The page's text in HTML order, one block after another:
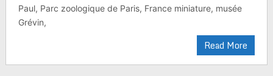
Paul, Parc zoologique de Paris, France miniature, musée
Grévin,
Read More